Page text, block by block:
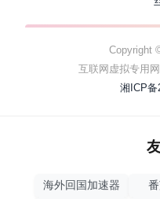
Copyright
互联网虚拟专用
湘ICP备
海外回国加速器